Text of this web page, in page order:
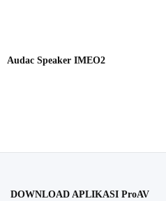
Audac Speaker IMEO2
DOWNLOAD APLIKASI ProAV